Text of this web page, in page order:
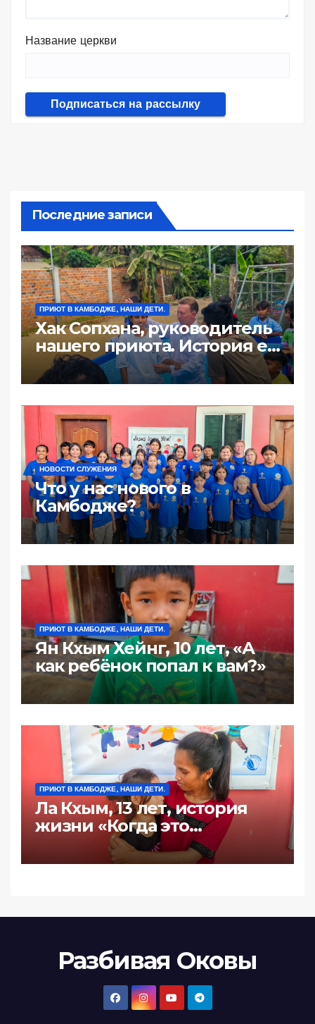
Название церкви
Последние записи
ПРИЮТ В КАМБОДЖЕ, НАШИ ДЕТИ.
Хак Сопхана, руководитель
нашего приюта. История её
жизни: «100 долл за ночь
или почему жизнь такая
НОВОСТИ СЛУЖЕНИЯ
Что у нас нового в
Камбодже?
ПРИЮТ В КАМБОДЖЕ, НАШИ ДЕТИ.
Ян Кхым Хейнг, 10 лет, «А
как ребёнок попал к вам?»
ПРИЮТ В КАМБОДЖЕ, НАШИ ДЕТИ.
Ла Кхым, 13 лет, история
жизни «Когда это
произошло последний
раз?»
Разбивая Оковы